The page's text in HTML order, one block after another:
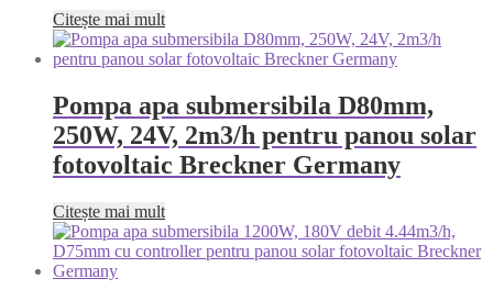
Citește mai mult
Pompa apa submersibila D80mm,
250W, 24V, 2m3/h pentru panou solar
fotovoltaic Breckner Germany
Citește mai mult